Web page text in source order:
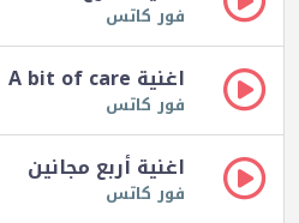
فور كاتس
اغنية A bit of care
فور كاتس
اغنية أربع مجانين
فور كاتس